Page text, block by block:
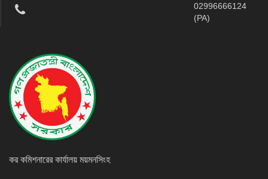
02996666124
(PA)
কর কমিশনারের কার্যালয় ময়মনসিংহ